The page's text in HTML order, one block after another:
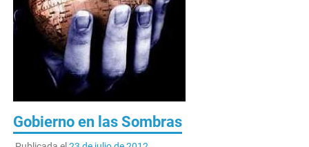
Gobierno en las Sombras